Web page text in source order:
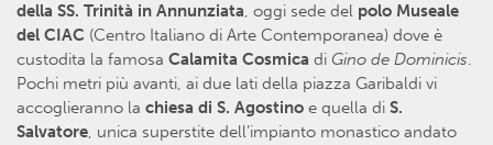
della SS. Trinità in Annunziata, oggi sede del polo Museale
del CIAC (Centro Italiano di Arte Contemporanea) dove è
custodita la famosa Calamita Cosmica di Gino de Dominicis.
Pochi metri più avanti, ai due lati della piazza Garibaldi vi
accoglieranno la chiesa di S. Agostino e quella di S.
Salvatore, unica superstite dell’impianto monastico andato